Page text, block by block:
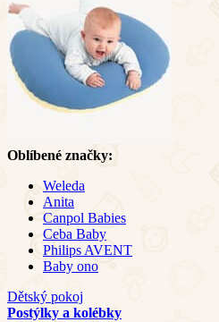
Oblíbené značky:
Weleda
Anita
Canpol Babies
Ceba Baby
Philips AVENT
Baby ono
Dětský pokoj
Postýlky a kolébky